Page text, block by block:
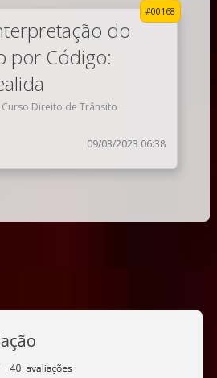
#00168
do
por Código:
Direito de Trânsito
09/03/2023 06:38